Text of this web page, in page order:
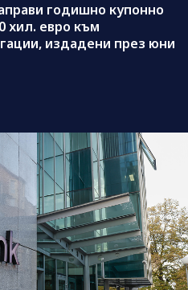
годишно купонно
хил. евро към
издадени през юни